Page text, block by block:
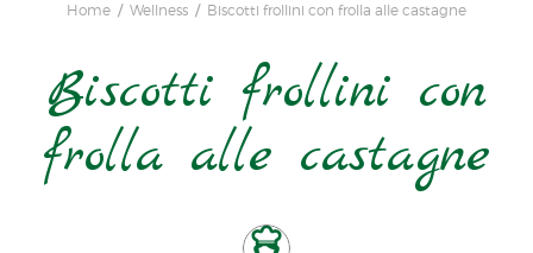
Home Wellness Biscotti frollini con frolla alle castagne
Biscotti frollini con
frolla alle castagne